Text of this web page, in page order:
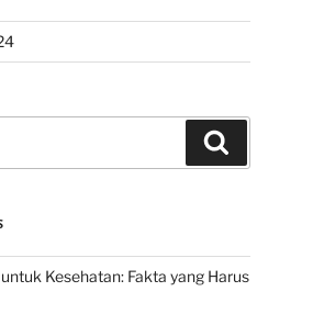
Kesehatan: Fakta yang Harus